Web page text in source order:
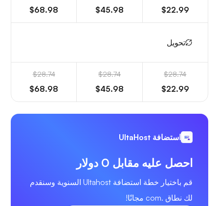
$22.99
$45.98
$68.98
تحويل
$28.74
$22.99
$28.74
$45.98
$28.74
$68.98
استضافة UltaHost
احصل عليه مقابل 0 دولار
قم باختيار خطة استضافة Ultahost السنوية وسنقدم
لك نطاق .com مجانًا!